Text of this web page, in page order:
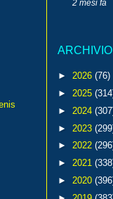
2 mesi fa
► 2026 (76)
► 2025
► 2024
► 2023
► 2022
► 2021
► 2020